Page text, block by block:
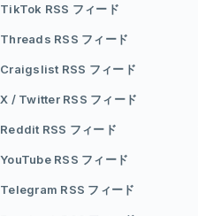
TikTok RSS フィード
Threads RSS フィード
Craigslist RSS フィード
X / Twitter RSS フィード
Reddit RSS フィード
YouTube RSS フィード
Telegram RSS フィード